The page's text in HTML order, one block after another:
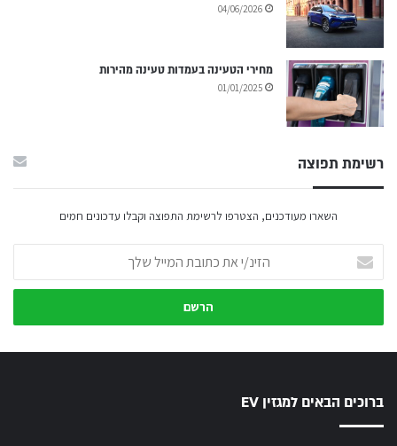
04/06/2026
מחירי הטעינה בעמדות טעינה מהירות
01/01/2025
רשימת תפוצה
השארו מעודכנים, הצטרפו לרשימת התפוצה וקבלו עדכונים חמים
את
כתובת
שלך
ברוכים הבאים למגזין EV